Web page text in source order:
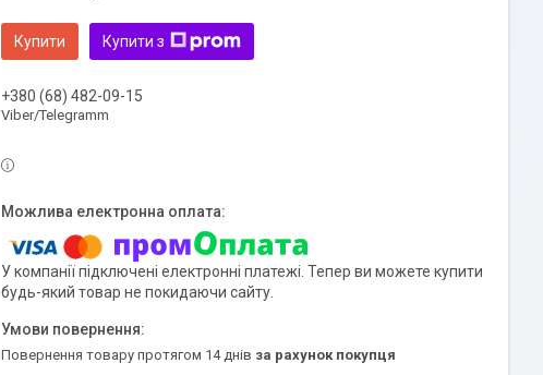
Купити Купити з
+380 (68) 482-09-15
Viber/Telegramm
У компанії підключені електронні платежі. Тепер ви можете купити
будь-який товар не покидаючи сайту.
повернення товару протягом 14 днів за рахунок покупця